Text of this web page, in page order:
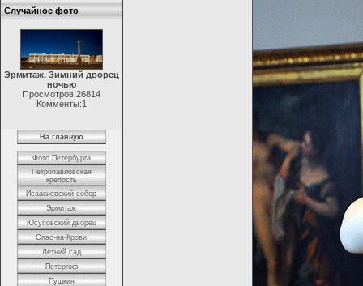
Случайное фото
Эрмитаж. Зимний дворец
ночью
Просмотров:26814
Комменты:1
На главную
Фото Петербурга
Петропавловская
крепость
Исаакиевский собор
Эрмитаж
Юсуповский дворец
Спас-на-Крови
Летний сад
Петергоф
Пушкин